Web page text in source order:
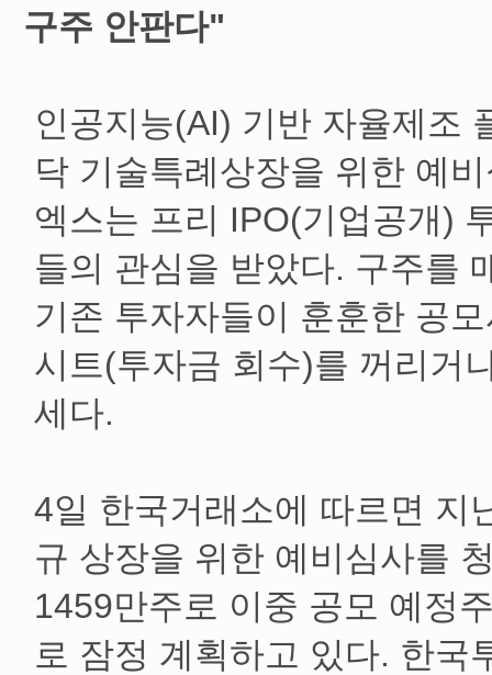
구주 안판다"
인공지능(AI) 기반 자율제조
닥 기술특례상장을 위한 예
엑스는 프리 IPO(기업공개)
들의 관심을 받았다. 구주를
기존 투자자들이 훈훈한 공
시트(투자금 회수)를 꺼리거
세다.
4일 한국거래소에 따르면 지
규 상장을 위한 예비심사를
1459만주로 이중 공모 예정
로 잠정 계획하고 있다. 한국